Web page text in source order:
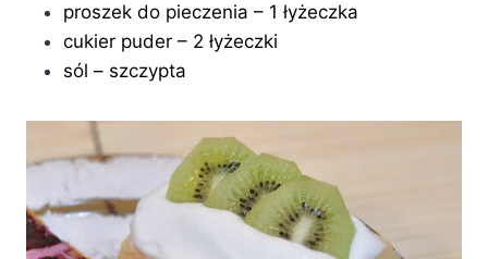
proszek do pieczenia – 1 łyżeczka
cukier puder – 2 łyżeczki
sól – szczypta